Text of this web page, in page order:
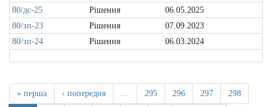
80/дс-25
Рішення
06.05.2025
80/зп-23
Рішення
07.09.2023
80/зп-24
Рішення 06.03.2024
« перша ‹ попередня … 295 296 297 298